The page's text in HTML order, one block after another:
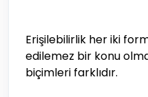
Erişilebilirlik her iki
edilemez bir konu
biçimleri farklıdır.